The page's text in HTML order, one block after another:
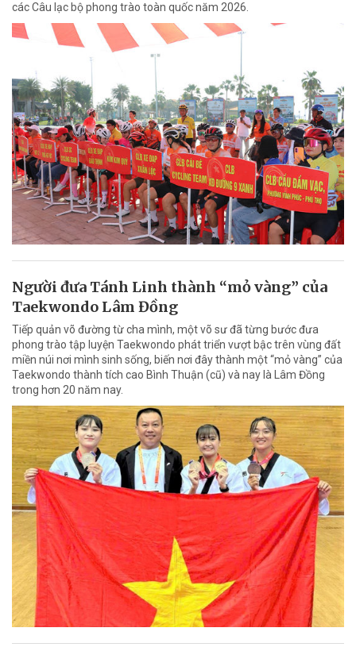
các Câu lạc bộ phong trào toàn quốc năm 2026.
Người đưa Tánh Linh thành “mỏ vàng” của
Taekwondo Lâm Đồng
Tiếp quản võ đường từ cha mình, một võ sư đã từng bước đưa
phong trào tập luyện Taekwondo phát triển vượt bậc trên vùng đất
miền núi nơi mình sinh sống, biến nơi đây thành một “mỏ vàng” của
Taekwondo thành tích cao Bình Thuận (cũ) và nay là Lâm Đồng
trong hơn 20 năm nay.